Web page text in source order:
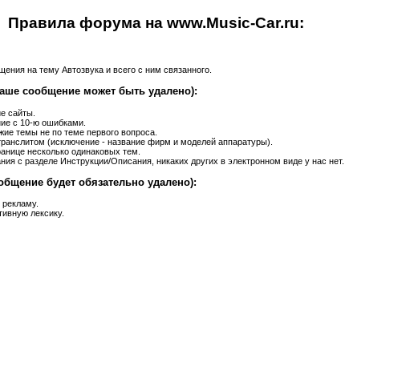
Правила форума на www.Music-Car.ru:
на тему Автозвука и всего с ним связанного.
сообщение может быть удалено):
сайты.
с 10-ю ошибками.
темы не по теме первого вопроса.
(исключение - название фирм и моделей аппаратуры).
несколько одинаковых тем.
с разделе Инструкции/Описания, никаких других в электронном виде у нас нет.
будет обязательно удалено):
рекламу.
лексику.